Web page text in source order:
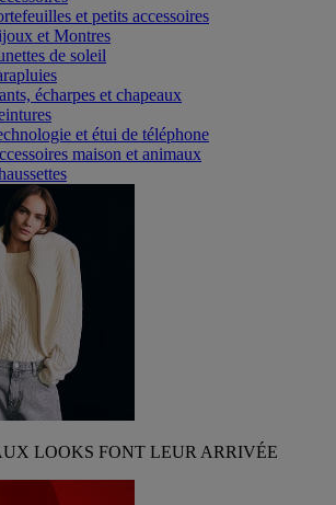
et petits accessoires
et Montres
de soleil
écharpes et chapeaux
et étui de téléphone
maison et animaux
LOOKS FONT LEUR ARRIVÉE